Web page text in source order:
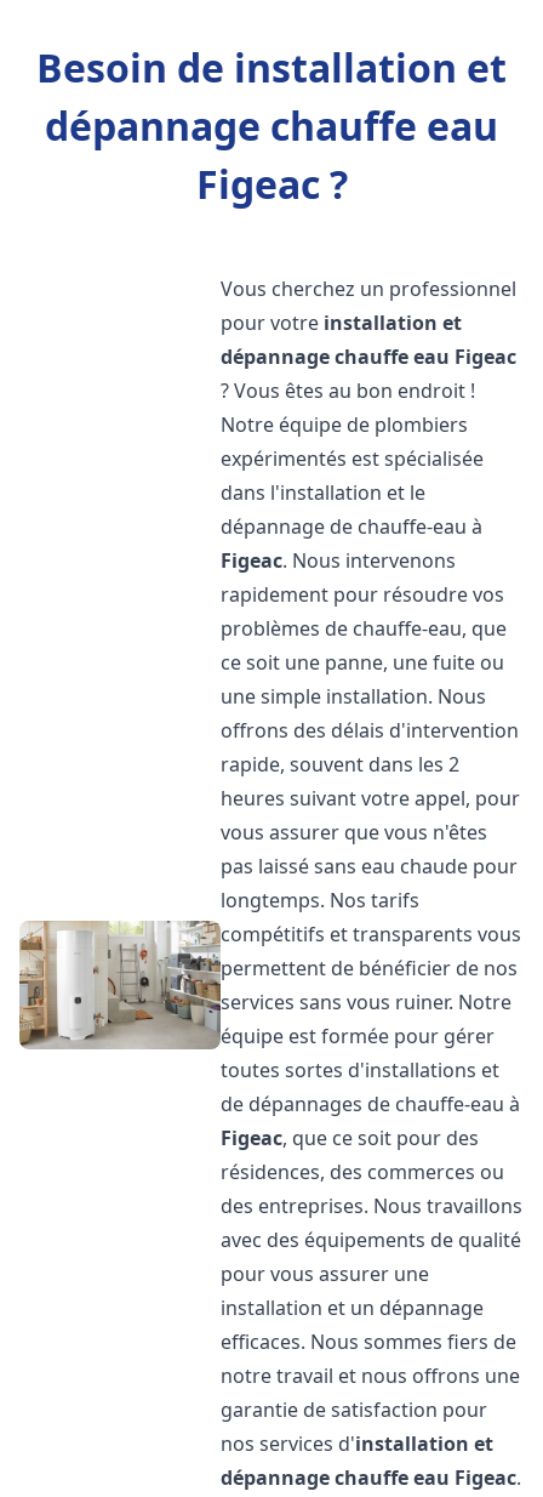
Besoin de installation et
dépannage chauffe eau
Figeac ?
Vous cherchez un professionnel
pour votre installation et
dépannage chauffe eau Figeac
? Vous êtes au bon endroit !
Notre équipe de plombiers
expérimentés est spécialisée
dans l'installation et le
dépannage de chauffe-eau à
Figeac. Nous intervenons
rapidement pour résoudre vos
problèmes de chauffe-eau, que
ce soit une panne, une fuite ou
une simple installation. Nous
offrons des délais d'intervention
rapide, souvent dans les 2
heures suivant votre appel, pour
vous assurer que vous n'êtes
pas laissé sans eau chaude pour
longtemps. Nos tarifs
compétitifs et transparents vous
permettent de bénéficier de nos
services sans vous ruiner. Notre
équipe est formée pour gérer
toutes sortes d'installations et
de dépannages de chauffe-eau à
Figeac, que ce soit pour des
résidences, des commerces ou
des entreprises. Nous travaillons
avec des équipements de qualité
pour vous assurer une
installation et un dépannage
efficaces. Nous sommes fiers de
notre travail et nous offrons une
garantie de satisfaction pour
nos services d'installation et
dépannage chauffe eau Figeac.